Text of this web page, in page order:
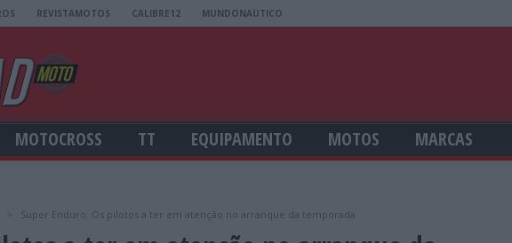
REVISTAMOTOS CALIBRE12 MUNDONAUTICO
MOTOCROSS TT EQUIPAMENTO MOTOS MARCAS
Super Enduro: Os pilotos a ter em atenção no arranque da temporada